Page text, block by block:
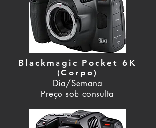
Blackmagic Pocket 6K
(Corpo)
Dia/Semana
Preço sob consulta